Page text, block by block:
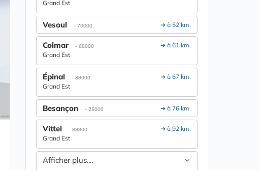
Grand Est
➔ à 52 km.
Vesoul - 70000
➔ à 61 km.
Colmar - 68000
Grand Est
➔ à 67 km.
Épinal - 88000
Grand Est
➔ à 76 km.
Besançon - 25000
➔ à 92 km.
Vittel - 88800
Grand Est
Afficher plus....